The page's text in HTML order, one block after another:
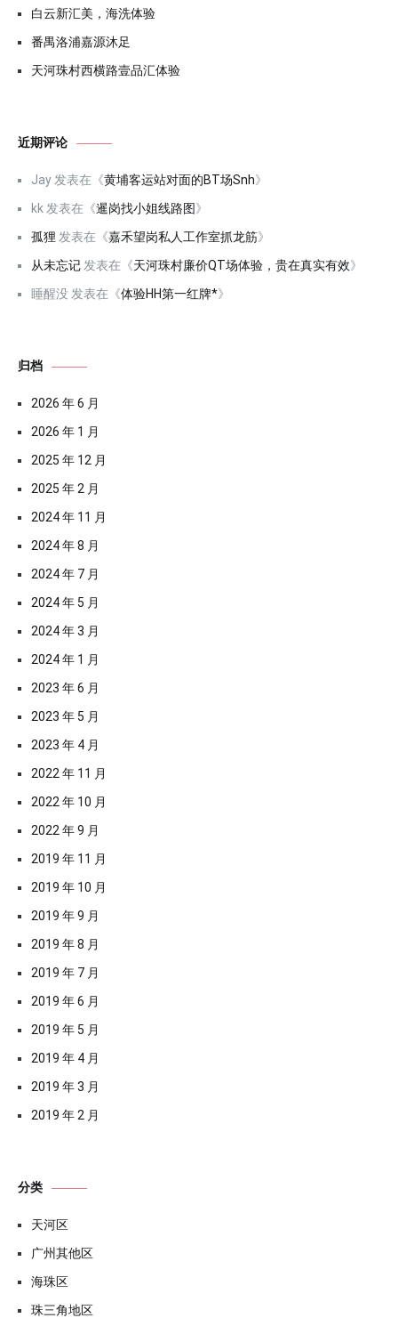
白云新汇美，海洗体验
番禺洛浦嘉源沐足
天河珠村西横路壹品汇体验
近期评论
Jay 发表在《黄埔客运站对面的BT场Snh》
kk 发表在《暹岗找小姐线路图》
孤狸 发表在《嘉禾望岗私人工作室抓龙筋》
从未忘记 发表在《天河珠村廉价QT场体验，贵在真实有效》
睡醒没 发表在《体验HH第一红牌*》
归档
2026 年 6 月
2026 年 1 月
2025 年 12 月
2025 年 2 月
2024 年 11 月
2024 年 8 月
2024 年 7 月
2024 年 5 月
2024 年 3 月
2024 年 1 月
2023 年 6 月
2023 年 5 月
2023 年 4 月
2022 年 11 月
2022 年 10 月
2022 年 9 月
2019 年 11 月
2019 年 10 月
2019 年 9 月
2019 年 8 月
2019 年 7 月
2019 年 6 月
2019 年 5 月
2019 年 4 月
2019 年 3 月
2019 年 2 月
分类
天河区
广州其他区
海珠区
珠三角地区